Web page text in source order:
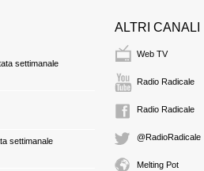
settimanale
settimanale
ALTRI CANALI
Web TV
Radio Radicale
Radio Radicale
@RadioRadicale
Melting Pot